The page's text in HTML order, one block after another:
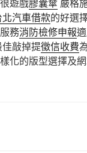
遊戲膠囊傘 嚴格
北汽車借款的好選
務消防檢修申報
敲掉提徵信收費
化的版型選擇及